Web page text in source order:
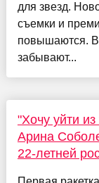
для звезд.
съемки и
повышаются. В
забывают...
"Хочу уйти
Арина
22-летней